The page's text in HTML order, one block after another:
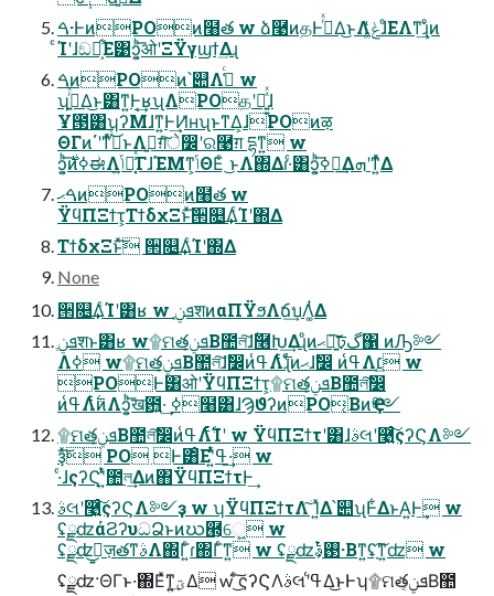
ࠓ·ͰͷPOͷ໨త w ձ࿩ͷதͰࠔͬͯΔ͜ͱΛݟ͚ͭͯɺͦΕΛͳ͘͢ɻͦͷ
ͨΊʹɺඞཁ͕͋Ε͹ͻ͍͕ͪ͞ओʹΞΫγϣϯ͢Δɻ
ࠓͷPOͷ՝୊Λߟ͑ͨ w
ʮࠔ͍ͬͯΔ͜ͱ͸ͳ͍Ͱ͔͢ʁʯΛPOதʹฉ͍͍ͯͯɺ
Ұ౓͸ʮ͏ʔΜɺͳ͍Ͱ͢Ͷ͑ʜʯͱͳΔ͕ɺPOͷऴ
ΘΓͷ΄͏ʹͳͬͯࠔͬͨ͜ͱΛࢥ͍ग़ͯ͠े෼ʹର࿩ग़ དྷͳ͍ w
ͻ͍͕ͪ࣍͞ͷߦಈΛݴ͍ա͓͗ͯΓɺΈΜͳ͕ݴΘΕͨ ͜ͱΛ΍Δɾ·ͨ͸ͻ͍͕ͪ͞ߦಈ͢Δܗʹͳ͍ͬͯΔ
ࠓޙͷPOͷ໨త w
ΫϥΠΞϯτ͕ΤϯδχΞͱͯ͠੒௕͢ΔͨΊʹ΍Δ
ΤϯδχΞͱͯ͠ ੒௕͢ΔͨΊʹ΍Δ
None
੒௕͢ΔͨΊʹ͸ʁ w ܦݧֶशͷαΠΫϧΛճ͢บΛ͚ͭΔ
ܦݧֶशͱ͸ʁ w۩ମతܦݧ͔Β಺ল͠ɺ࣋࿦Խ͢Δɻͦͷޙ৽͍͠ঢ়گ΁ ͷԠ༻
Λߦ͏ w۩ମతܦݧ͔Β಺ল͠ɺࣗ෼ͷߟ͑Λ࣋ͭɻͦͷޙɺࣗ෼ ͷߟ͑Λ׆͔͢ w
POͰ͸ओʹΫϥΠΞϯτ͕۩ମతܦݧ͔Β಺লࣗ͠෼
ͷߟ͑Λ࣋ͭͷΛͻ͍͕ͪ͞ख఻͍·͢ ߦ໨͸ɺϠϑʔͷPO͔ΒͷҾ༻
۩ମతܦݧ͔Β಺লࣗ͠෼ͷߟ͑Λ࣋ͭͨΊʹ w ΫϥΠΞϯτʹ͸ɺࣄલʹ࿩͍ͨ͠ςʔϚΛ༻
ҙͯ͠ PO Ͱ͸ͦΕʹ͍ͭͯߟ͑·͢ w
·ͨɺςʔϚʹ͍ͭͯ಺ল͢Δͷ΋ΫϥΠΞϯτͰ͢
ࣄલʹ࿩͍ͨ͠ςʔϚΛ༻ҙ w ʮΫϥΠΞϯτΛۤ͠Ί͍ͯΔ՝୊ʯͰ͋ΔͱΑ͍Ͱ͢ w
ʢྫʣάϨʔυධՁͱͷဃ཭͕େ͖͍ w
ʢྫʣ͜͏͍͏ٕज़తͳࣄΛ΍Γ͍ͨɾ΍Γͨ͘ͳ͍ w ʢྫʣ࢓ࣄ͕ͭ·Βͳ͍ʢָ͘͠ͳ͍ʣ w
ʢྫʣ·ΘΓͱ͏·͘΍Εͯͳ͍ؾ͕͢Δ w ͜͏ͨ͠ςʔϚΛࣄલʹߟ͑Δ͜ͱͰʮ۩ମతܦݧ͔Β಺